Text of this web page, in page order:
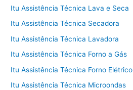
Itu Assistência Técnica Lava e Seca
Itu Assistência Técnica Secadora
Itu Assistência Técnica Lavadora
Itu Assistência Técnica Forno a Gás
Itu Assistência Técnica Forno Elétrico
Itu Assistência Técnica Microondas